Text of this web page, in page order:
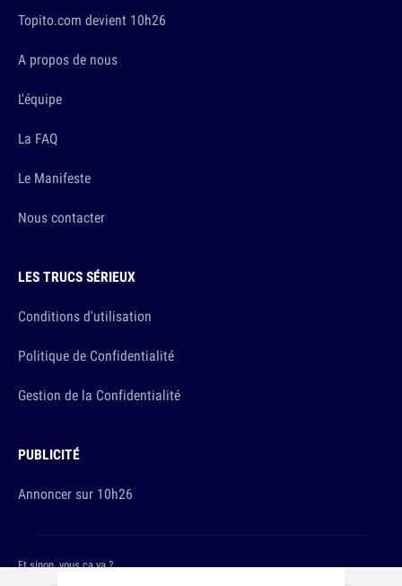
Topito.com devient 10h26
A propos de nous
L'équipe
La FAQ
Le Manifeste
Nous contacter
LES TRUCS SÉRIEUX
Conditions d'utilisation
Politique de Confidentialité
Gestion de la Confidentialité
PUBLICITÉ
Annoncer sur 10h26
Et sinon, vous ça va ?